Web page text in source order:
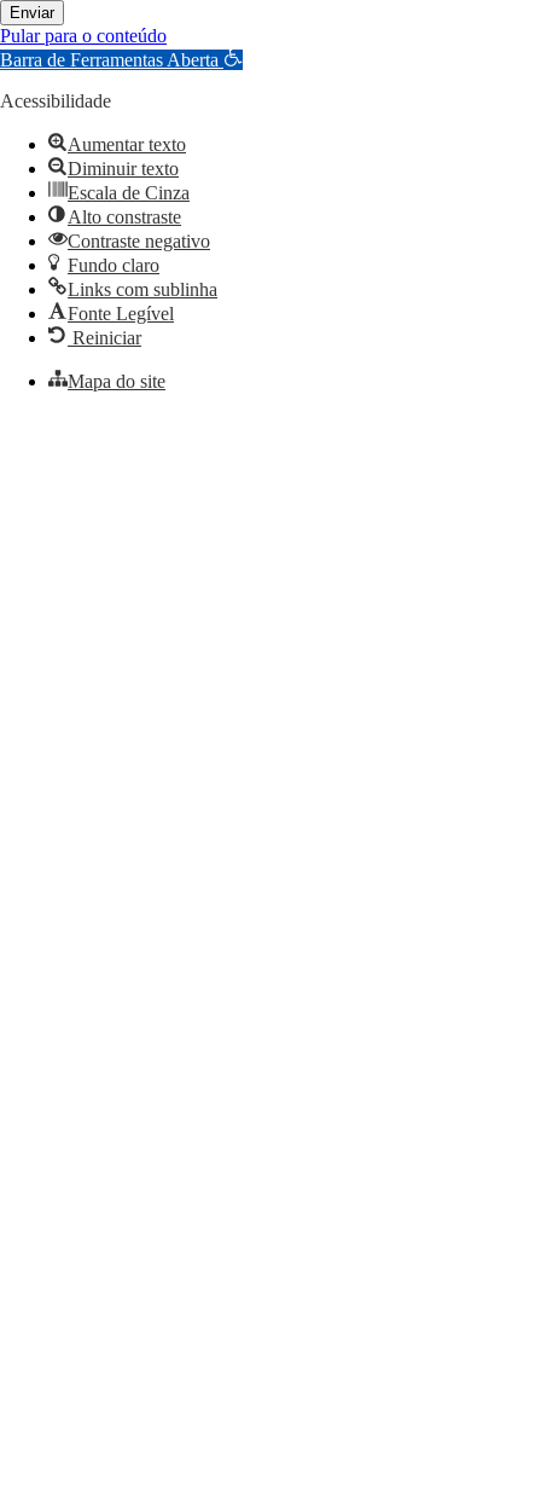
Enviar
Pular para o conteúdo
Barra de Ferramentas Aberta
Acessibilidade
Aumentar texto
Diminuir texto
Escala de Cinza
Alto constraste
Contraste negativo
Fundo claro
Links com sublinha
Fonte Legível
Reiniciar
Mapa do site